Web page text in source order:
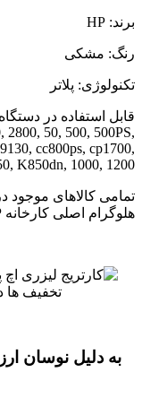
برند: HP
رنگ: مشکی
تکنولوژی: پلاتر
2800, 50, 500, 500PS,
cc800ps, cp1700,
K850dn, 1000, 1200
تمامی کالاهای
هلوگرام اصلی کارخانه HP میباشد
تخفیف ها
به دلیل نوسان